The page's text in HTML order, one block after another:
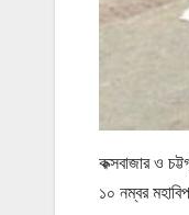
কক্সবাজার ও
১০ নম্বর